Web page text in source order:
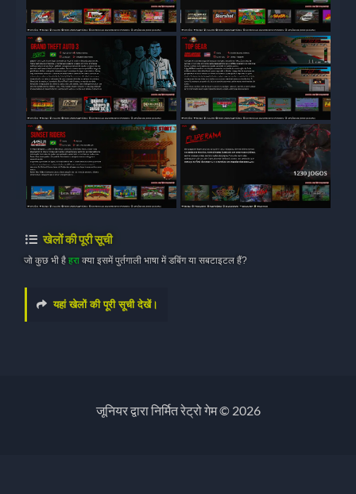
खेलों की पूरी सूची
जो कुछ भी है हरा क्या इसमें पुर्तगाली भाषा में डबिंग या सबटाइटल हैं?
यहां खेलों की पूरी सूची देखें।
जूनियर द्वारा निर्मित रेट्रो गेम © 2026